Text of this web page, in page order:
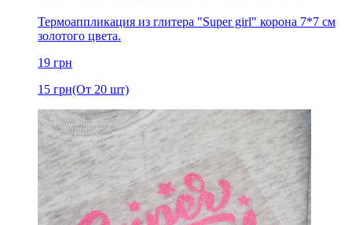
Термоаппликация из глитера "Super girl" корона 7*7 см
золотого цвета.
19 грн
15 грн(От 20 шт)